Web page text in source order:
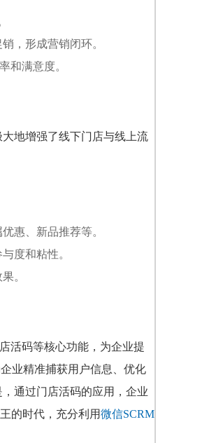
，形成营销闭环。
和满意度。
地增强了线下门店与线上流
惠、新品推荐等。
度和粘性。
。
活码等核心功能，为企业提
业精准捕获用户信息、优化
通过门店活码的应用，企业
的时代，充分利用微信SCRM